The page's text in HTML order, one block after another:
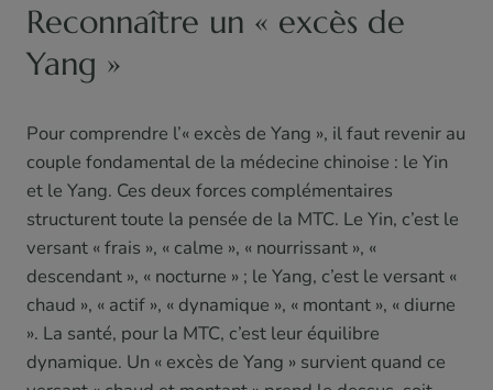
Reconnaître un « excès de
Yang »
Pour comprendre l’« excès de Yang », il faut revenir au
couple fondamental de la médecine chinoise : le Yin
et le Yang. Ces deux forces complémentaires
structurent toute la pensée de la MTC. Le Yin, c’est le
versant « frais », « calme », « nourrissant », «
descendant », « nocturne » ; le Yang, c’est le versant «
chaud », « actif », « dynamique », « montant », « diurne
». La santé, pour la MTC, c’est leur équilibre
dynamique. Un « excès de Yang » survient quand ce